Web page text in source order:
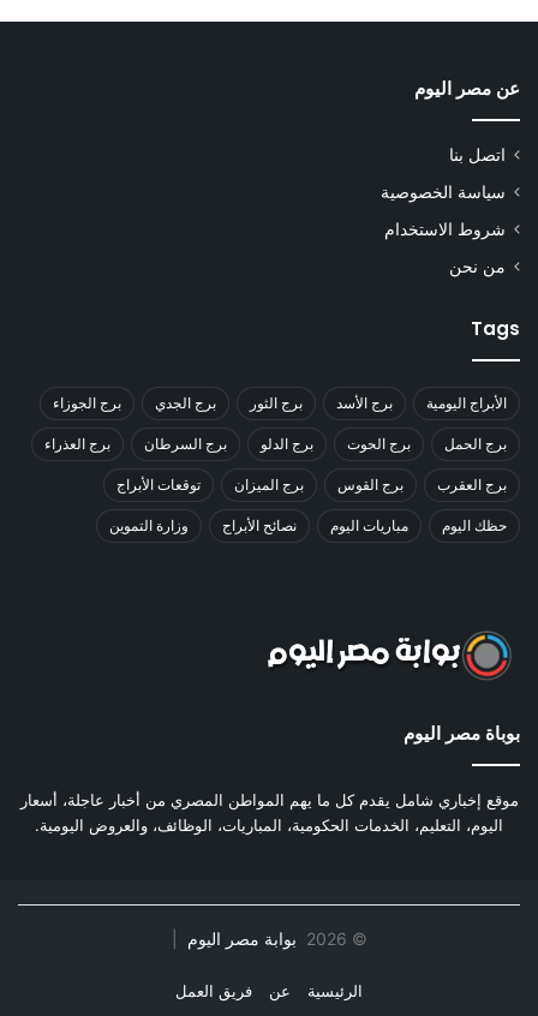
عن مصر اليوم
اتصل بنا
سياسة الخصوصية
شروط الاستخدام
من نحن
Tags
الأبراج اليومية برج الأسد برج الثور برج الجدي برج الجوزاء
برج الحمل برج الحوت برج الدلو برج السرطان برج العذراء
برج العقرب برج القوس برج الميزان توقعات الأبراج
حظك اليوم مباريات اليوم نصائح الأبراج وزارة التموين
بوباة مصر اليوم
موقع إخباري شامل يقدم كل ما يهم المواطن المصري من أخبار عاجلة، أسعار
اليوم، التعليم، الخدمات الحكومية، المباريات، الوظائف، والعروض اليومية.
©
2026 بوابة مصر اليوم
الرئيسية عن فريق العمل